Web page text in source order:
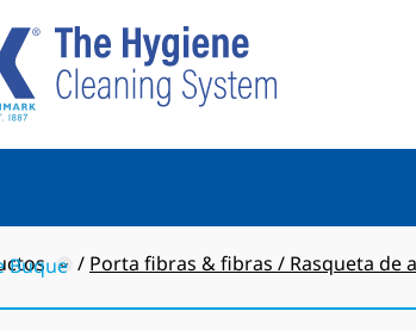
Buque
Porta fibras & fibras / Rasqueta de